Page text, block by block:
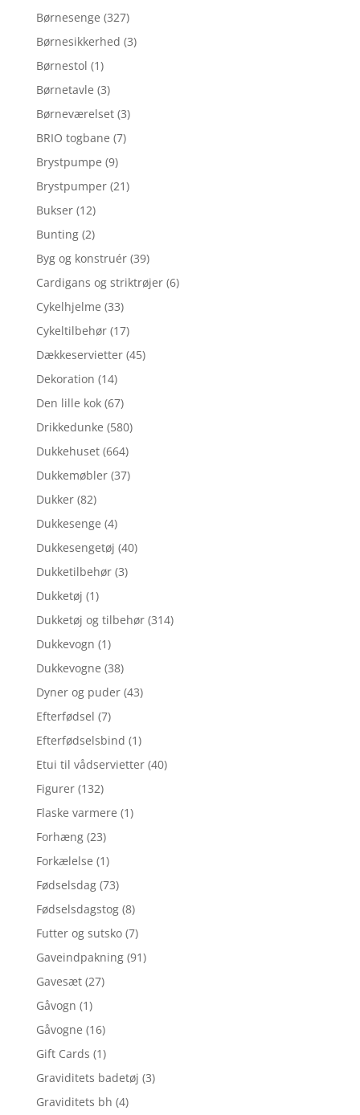
Børnesenge (327)
Børnesikkerhed (3)
Børnestol (1)
Børnetavle (3)
Børneværelset (3)
BRIO togbane (7)
Brystpumpe (9)
Brystpumper (21)
Bukser (12)
Bunting (2)
Byg og konstruér (39)
Cardigans og striktrøjer (6)
Cykelhjelme (33)
Cykeltilbehør (17)
Dækkeservietter (45)
Dekoration (14)
Den lille kok (67)
Drikkedunke (580)
Dukkehuset (664)
Dukkemøbler (37)
Dukker (82)
Dukkesenge (4)
Dukkesengetøj (40)
Dukketilbehør (3)
Dukketøj (1)
Dukketøj og tilbehør (314)
Dukkevogn (1)
Dukkevogne (38)
Dyner og puder (43)
Efterfødsel (7)
Efterfødselsbind (1)
Etui til vådservietter (40)
Figurer (132)
Flaske varmere (1)
Forhæng (23)
Forkælelse (1)
Fødselsdag (73)
Fødselsdagstog (8)
Futter og sutsko (7)
Gaveindpakning (91)
Gavesæt (27)
Gåvogn (1)
Gåvogne (16)
Gift Cards (1)
Graviditets badetøj (3)
Graviditets bh (4)